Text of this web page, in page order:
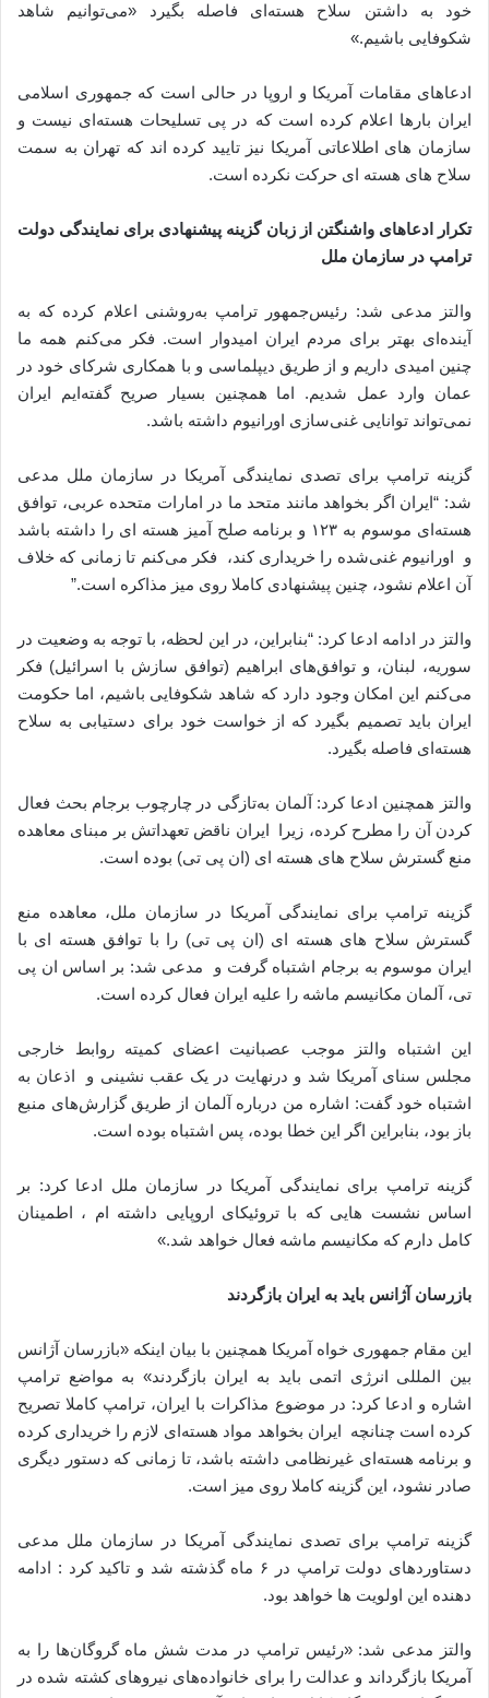
خود به داشتن سلاح هسته‌ای فاصله بگیرد «می‌توانیم شاهد
شکوفایی باشیم.»
ادعاهای مقامات آمریکا و اروپا در حالی است که جمهوری اسلامی
ایران بارها اعلام کرده است که در پی تسلیحات هسته‌ای نیست و
سازمان های اطلاعاتی آمریکا نیز تایید کرده اند که تهران به سمت
سلاح های هسته ای حرکت نکرده است.
تکرار ادعاهای واشنگتن از زبان گزینه پیشنهادی برای نمایندگی دولت
ترامپ در سازمان ملل
والتز مدعی شد: رئیس‌جمهور ترامپ به‌روشنی اعلام کرده که به
آینده‌ای بهتر برای مردم ایران امیدوار است. فکر می‌کنم همه ما
چنین امیدی داریم و از طریق دیپلماسی و با همکاری شرکای خود در
عمان وارد عمل شدیم. اما همچنین بسیار صریح گفته‌ایم ایران
نمی‌تواند توانایی غنی‌سازی اورانیوم داشته باشد.
گزینه ترامپ برای تصدی نمایندگی آمریکا در سازمان ملل مدعی
شد: “ایران اگر بخواهد مانند متحد ما در امارات متحده عربی، توافق
هسته‌ای موسوم به ۱۲۳ و برنامه صلح آمیز هسته ای را داشته باشد
و اورانیوم غنی‌شده را خریداری کند، فکر می‌کنم تا زمانی که خلاف
آن اعلام نشود، چنین پیشنهادی کاملا روی میز مذاکره است.”
والتز در ادامه ادعا کرد: “بنابراین، در این لحظه، با توجه به وضعیت در
سوریه، لبنان، و توافق‌های ابراهیم (توافق سازش با اسرائیل) فکر
می‌کنم این امکان وجود دارد که شاهد شکوفایی باشیم، اما حکومت
ایران باید تصمیم بگیرد که از خواست خود برای دستیابی به سلاح
هسته‌ای فاصله بگیرد.
والتز همچنین ادعا کرد: آلمان به‌تازگی در چارچوب برجام بحث فعال
کردن آن را مطرح کرده، زیرا ایران ناقض تعهداتش بر مبنای معاهده
منع گسترش سلاح های هسته ای (ان پی تی) بوده است.
گزینه ترامپ برای نمایندگی آمریکا در سازمان ملل، معاهده منع
گسترش سلاح های هسته ای (ان پی تی) را با توافق هسته ای با
ایران موسوم به برجام اشتباه گرفت و مدعی شد: بر اساس ان پی
تی، آلمان مکانیسم ماشه را علیه ایران فعال کرده است.
این اشتباه والتز موجب عصبانیت اعضای کمیته روابط خارجی
مجلس سنای آمریکا شد و درنهایت در یک عقب نشینی و اذعان به
اشتباه خود گفت: اشاره من درباره آلمان از طریق گزارش‌های منبع
باز بود، بنابراین اگر این خطا بوده، پس اشتباه بوده است.
گزینه ترامپ برای نمایندگی آمریکا در سازمان ملل ادعا کرد: بر
اساس نشست هایی که با تروئیکای اروپایی داشته ام ، اطمینان
کامل دارم که مکانیسم ماشه فعال خواهد شد.»
بازرسان آژانس باید به ایران بازگردند
این مقام جمهوری خواه آمریکا همچنین با بیان اینکه «بازرسان آژانس
بین المللی انرژی اتمی باید به ایران بازگردند» به مواضع ترامپ
اشاره و ادعا کرد: در موضوع مذاکرات با ایران، ترامپ کاملا تصریح
کرده است چنانچه ایران بخواهد مواد هسته‌ای لازم را خریداری کرده
و برنامه‌ هسته‌ای غیرنظامی داشته باشد، تا زمانی که دستور دیگری
صادر نشود، این گزینه کاملا روی میز است.
گزینه ترامپ برای تصدی نمایندگی آمریکا در سازمان ملل مدعی
دستاوردهای دولت ترامپ در ۶ ماه گذشته شد و تاکید کرد : ادامه
دهنده این اولویت ها خواهد بود.
والتز مدعی شد: «رئیس ترامپ در مدت شش ماه گروگان‌ها را به
آمریکا بازگرداند و عدالت را برای خانواده‌های نیروهای کشته شده در